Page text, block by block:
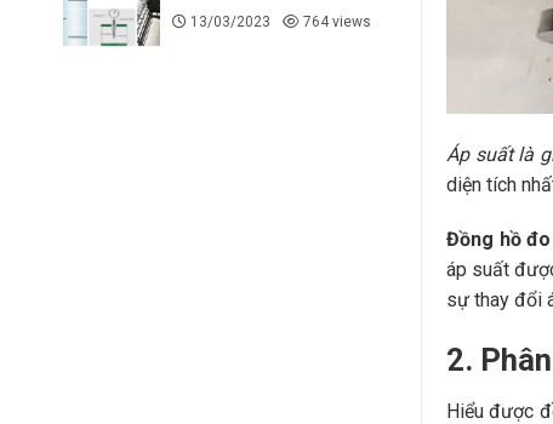
13/03/2023 764 views
Áp suất là
diện tích
Đồng hồ
áp suất
sự thay đổi
2.
Hiểu được